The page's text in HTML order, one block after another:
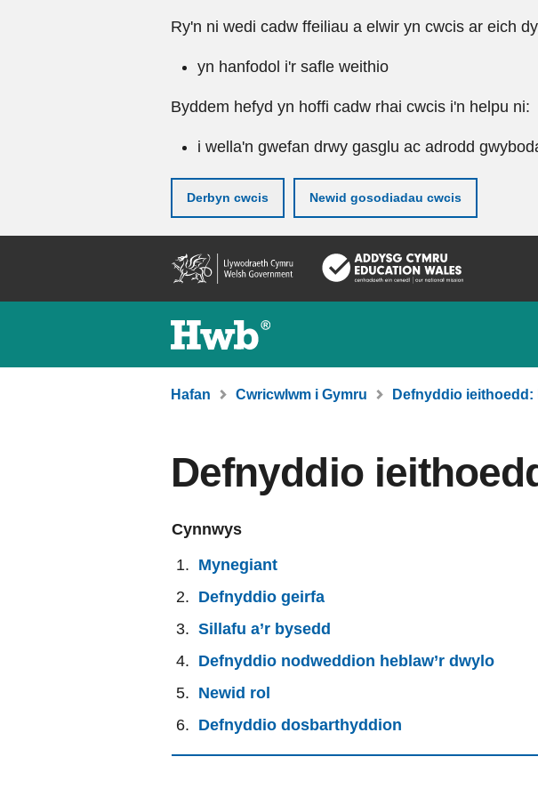
Ry'n ni wedi cadw ffeiliau a elwir yn cwcis ar eich
yn hanfodol i'r safle weithio
Byddem hefyd yn hoffi cadw rhai cwcis i'n helpu ni:
i wella'n gwefan drwy gasglu ac adrodd
Derbyn cwcis Newid gosodiadau cwcis
gynnwy
Hafan Cwricwlwm i Gymru Defnyddio ieithoedd:
Defnyddio
Cynnwys
Mynegiant
Defnyddio geirfa
Sillafu a’r bysedd
Defnyddio nodweddion heblaw’r dwylo
Newid rol
Defnyddio dosbarthyddion